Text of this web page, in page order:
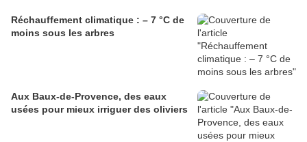
Réchauffement climatique : – 7 °C de
moins sous les arbres
Aux Baux-de-Provence, des eaux
usées pour mieux irriguer des oliviers